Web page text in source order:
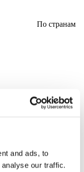
and ads, to
our traffic.
По странам